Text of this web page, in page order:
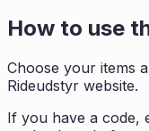
How to use
Choose your items
Rideudstyr website.
If you have a code,